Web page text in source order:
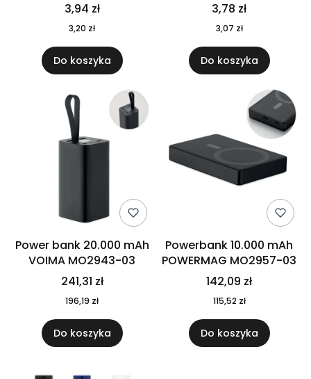
3,94 zł
3,20 zł
Do koszyka
3,78 zł
3,07 zł
Do koszyka
Power bank 20.000 mAh
VOIMA MO2943-03
241,31 zł
196,19 zł
Do koszyka
Powerbank 10.000 mAh
POWERMAG MO2957-03
142,09 zł
115,52 zł
Do koszyka